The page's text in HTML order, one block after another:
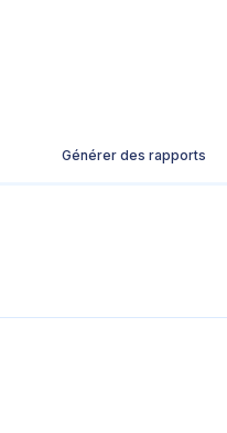
Générer des rapports